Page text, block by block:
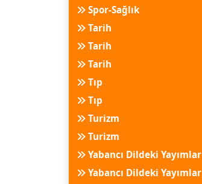
Spor-Sağlık
Tarih
Tarih
Tarih
Tıp
Tıp
Turizm
Turizm
Yabancı Dildeki Yayımlar
Yabancı Dildeki Yayımlar